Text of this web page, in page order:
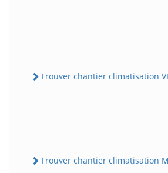
Trouver chantier climatisation
Trouver chantier climatisation